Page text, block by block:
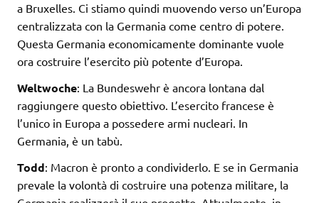
a Bruxelles. Ci stiamo quindi muovendo verso un’Europa
centralizzata con la Germania come centro di potere.
Questa Germania economicamente dominante vuole
ora costruire l’esercito più potente d’Europa.
Weltwoche: La Bundeswehr è ancora lontana dal
raggiungere questo obiettivo. L’esercito francese è
l’unico in Europa a possedere armi nucleari. In
Germania, è un tabù.
Todd: Macron è pronto a condividerlo. E se in Germania
prevale la volontà di costruire una potenza militare, la